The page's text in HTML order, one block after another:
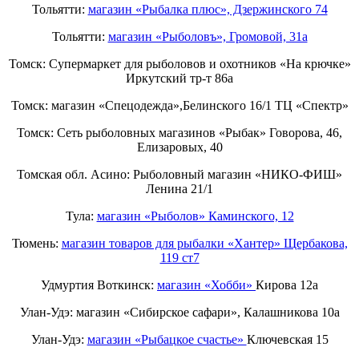
Тольятти: магазин «Рыбалка плюс», Дзержинского 74
Тольятти: магазин «Рыболовъ», Громовой, 31а
Томск: Супермаркет для рыболовов и охотников «На крючке»
Иркутский тр-т 86а
Томск: магазин «Спецодежда»,Белинского 16/1 ТЦ «Спектр»
Томск: Сеть рыболовных магазинов «Рыбак» Говорова, 46,
Елизаровых, 40
Томская обл. Асино: Рыболовный магазин «НИКО-ФИШ»
Ленина 21/1
Тула: магазин «Рыболов» Каминского, 12
Тюмень: магазин товаров для рыбалки «Хантер» Щербакова,
119 ст7
Удмуртия Воткинск: магазин «Хобби» Кирова 12а
Улан-Удэ: магазин «Сибирское сафари», Калашникова 10а
Улан-Удэ: магазин «Рыбацкое счастье» Ключевская 15